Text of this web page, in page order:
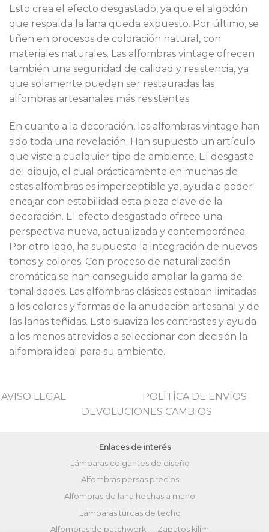
Esto crea el efecto desgastado, ya que el algodón
que respalda la lana queda expuesto. Por último, se
tiñen en procesos de coloración natural, con
materiales naturales. Las alfombras vintage ofrecen
también una seguridad de calidad y resistencia, ya
que solamente pueden ser restauradas las
alfombras artesanales más resistentes.
En cuanto a la decoración, las alfombras vintage han
sido toda una revelación. Han supuesto un artículo
que viste a cualquier tipo de ambiente. El desgaste
del dibujo, el cual prácticamente en muchas de
estas alfombras es imperceptible ya, ayuda a poder
encajar con estabilidad esta pieza clave de la
decoración. El efecto desgastado ofrece una
perspectiva nueva, actualizada y contemporánea.
Por otro lado, ha supuesto la integración de nuevos
tonos y colores. Con proceso de naturalización
cromática se han conseguido ampliar la gama de
tonalidades. Las alfombras clásicas estaban limitadas
a los colores y formas de la anudación artesanal y de
las lanas teñidas. Esto suaviza los contrastes y ayuda
a los menos atrevidos a seleccionar con decisión la
alfombra ideal para su ambiente.
AVISO LEGAL
POLİTİCA DE ENVİOS
DEVOLUCIONES CAMBIOS
Enlaces de interés
Lámparas colgantes de diseño
Alfombras persas precios
Alfombras de lana hechas a mano
Lámparas turcas de techo
Alfombras de patchwork
Zapatos kilim